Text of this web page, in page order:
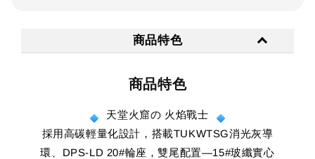
商品特色
商品特色
天堂火窟の 火焰戰士
採用高碳輕量化設計，搭載TUKWTSG消光灰導
環、DPS-LD 20#輪座，雙尾配置—15#玻纖實心